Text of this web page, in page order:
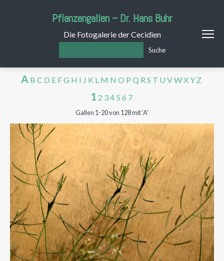
Pflanzengallen – Dr. Hans Buhr
Die Fotogalerie der Cecidien
Suche
A B C D E FG H I J K L M N O P Q R S T U VWXY Z
1 2 34 5 6 7
Gallen 1-20 von 128 mit 'A'